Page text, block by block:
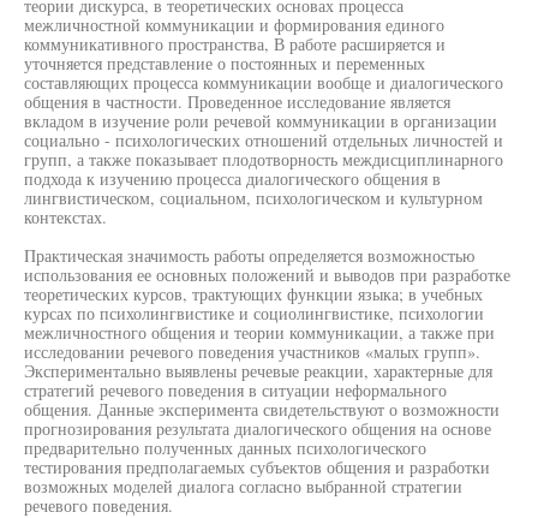
теории дискурса, в теоретических основах процесса
межличностной коммуникации и формирования единого
коммуникативного пространства, В работе расширяется и
уточняется представление о постоянных и переменных
составляющих процесса коммуникации вообще и диалогического
общения в частности. Проведенное исследование является
вкладом в изучение роли речевой коммуникации в организации
социально - психологических отношений отдельных личностей и
групп, а также показывает плодотворность междисциплинарного
подхода к изучению процесса диалогического общения в
лингвистическом, социальном, психологическом и культурном
контекстах.
Практическая значимость работы определяется возможностью
использования ее основных положений и выводов при разработке
теоретических курсов, трактующих функции языка; в учебных
курсах по психолингвистике и социолингвистике, психологии
межличностного общения и теории коммуникации, а также при
исследовании речевого поведения участников «малых групп».
Экспериментально выявлены речевые реакции, характерные для
стратегий речевого поведения в ситуации неформального
общения. Данные эксперимента свидетельствуют о возможности
прогнозирования результата диалогического общения на основе
предварительно полученных данных психологического
тестирования предполагаемых субъектов общения и разработки
возможных моделей диалога согласно выбранной стратегии
речевого поведения.